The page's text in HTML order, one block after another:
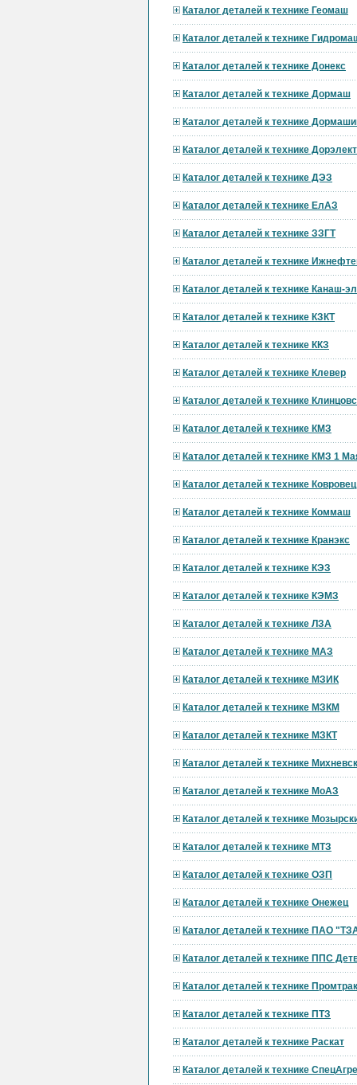
Каталог деталей к технике Геомаш
Каталог деталей к технике
Каталог деталей к технике Донекс
Каталог деталей к технике Дормаш
Каталог деталей к технике
Каталог деталей к технике
Каталог деталей к технике ДЭЗ
Каталог деталей к технике ЕлАЗ
Каталог деталей к технике ЗЗГТ
Каталог деталей к технике
Каталог деталей к технике Канаш-
Каталог деталей к технике КЗКТ
Каталог деталей к технике ККЗ
Каталог деталей к технике Клевер
Каталог деталей к технике
Каталог деталей к технике КМЗ
Каталог деталей к технике КМЗ 1
Каталог деталей к технике Ковровец
Каталог деталей к технике Коммаш
Каталог деталей к технике Кранэкс
Каталог деталей к технике КЭЗ
Каталог деталей к технике КЭМЗ
Каталог деталей к технике ЛЗА
Каталог деталей к технике МАЗ
Каталог деталей к технике МЗИК
Каталог деталей к технике МЗКМ
Каталог деталей к технике МЗКТ
Каталог деталей к технике
Каталог деталей к технике МоАЗ
Каталог деталей к технике
Каталог деталей к технике МТЗ
Каталог деталей к технике ОЗП
Каталог деталей к технике Онежец
Каталог деталей к технике ПАО
Каталог деталей к технике ППС
Каталог деталей к технике
Каталог деталей к технике ПТЗ
Каталог деталей к технике Раскат
Каталог деталей к технике